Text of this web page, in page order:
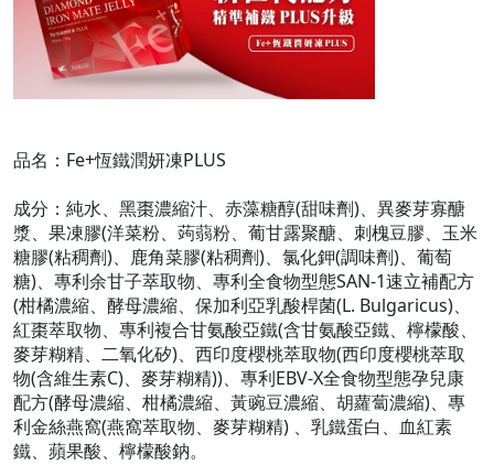
品名：Fe+恆鐵潤妍凍PLUS
成分：純水、黑棗濃縮汁、赤藻糖醇(甜味劑)、異麥芽寡醣
漿、果凍膠(洋菜粉、蒟蒻粉、葡甘露聚醣、刺槐豆膠、玉米
糖膠(粘稠劑)、鹿角菜膠(粘稠劑)、氯化鉀(調味劑)、葡萄
糖)、 專利余甘子萃取物、 專利全食物型態SAN-1速立補配方
(柑橘濃縮、酵母濃縮、保加利亞乳酸桿菌(L. Bulgaricus)、
紅棗萃取物、 專利複合甘氨酸亞鐵(含甘氨酸亞鐵、檸檬酸、
麥芽糊精、二氧化矽)、西印度櫻桃萃取物(西印度櫻桃萃取
物(含維生素C)、麥芽糊精))、 專利EBV-X全食物型態孕兒康
配方(酵母濃縮、柑橘濃縮、黃豌豆濃縮、胡蘿蔔濃縮)、 專
利金絲燕窩(燕窩萃取物、麥芽糊精) 、乳鐵蛋白、血紅素
鐵、蘋果酸、檸檬酸鈉。